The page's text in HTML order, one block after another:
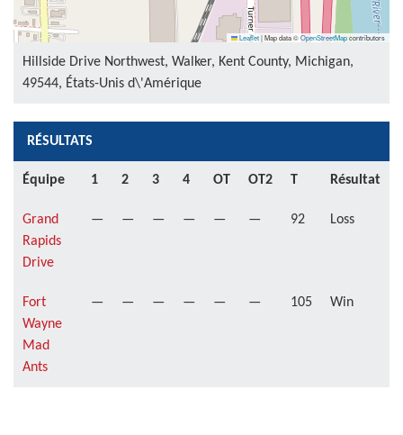
Leaflet|Map data ©OpenStreetMapcontributors
Hillside Drive Northwest, Walker, Kent County, Michigan,
49544, États-Unis d\'Amérique
RÉSULTATS
Équipe 1 2 3 4 OT OT2 T Résultat
Grand
Rapids
Drive
— — — — — — 92 Loss
Fort
Wayne
Mad
Ants
— — — — — — 105 Win